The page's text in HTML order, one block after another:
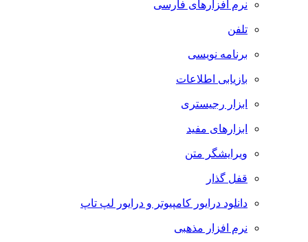
نرم افزارهای فارسی
تلفن
برنامه نویسی
بازیابی اطلاعات
ابزار رجیستری
ابزارهای مفید
ویرایشگر متن
قفل گذار
دانلود درایور کامپیوتر و درایور لپ تاپ
نرم افزار مذهبی